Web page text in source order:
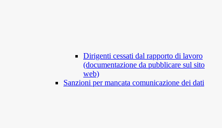
Dirigenti cessati dal rapporto di lavoro
(documentazione da pubblicare sul sito
web)
Sanzioni per mancata comunicazione dei dati